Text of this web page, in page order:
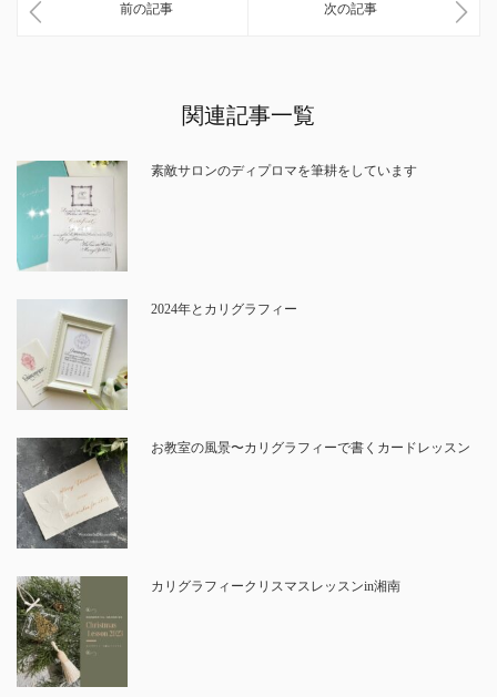
前の記事 次の記事
関連記事一覧
素敵サロンのディプロマを筆耕をしています
2024年とカリグラフィー
お教室の風景〜カリグラフィーで書くカードレッスン
カリグラフィークリスマスレッスンin湘南